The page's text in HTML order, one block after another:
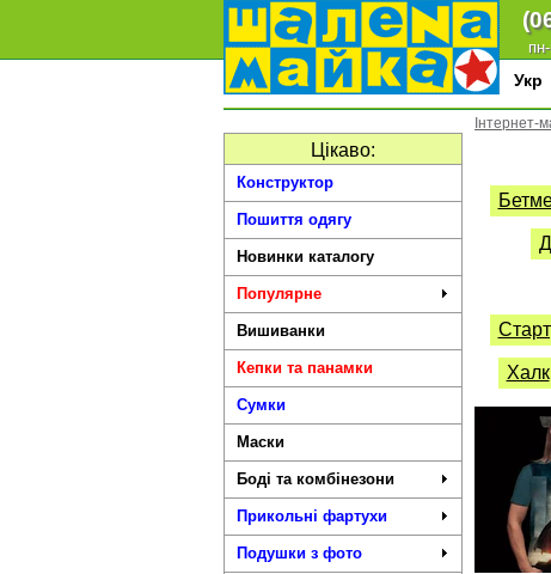
Укр
Цікаво:
Конструктор
Пошиття одягу
Новинки каталогу
Популярне
Вишиванки
Кепки та панамки
Сумки
Маски
Боді та комбінезони
Прикольні фартухи
Подушки з фото
Інтернет-
Халк